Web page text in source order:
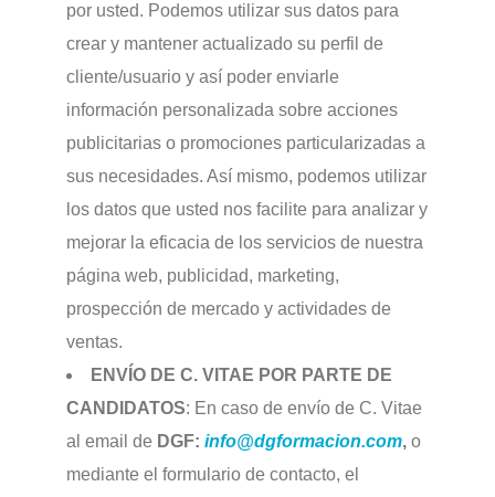
por usted. Podemos utilizar sus datos para
crear y mantener actualizado su perfil de
cliente/usuario y así poder enviarle
información personalizada sobre acciones
publicitarias o promociones particularizadas a
sus necesidades. Así mismo, podemos utilizar
los datos que usted nos facilite para analizar y
mejorar la eficacia de los servicios de nuestra
página web, publicidad, marketing,
prospección de mercado y actividades de
ventas.
ENVÍO DE C. VITAE POR PARTE DE
CANDIDATOS: En caso de envío de C. Vitae
al email de DGF: info@dgformacion.com, o
mediante el formulario de contacto, el